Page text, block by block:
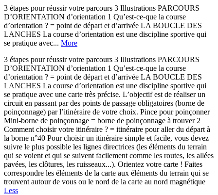
3 étapes pour réussir votre parcours 3 Illustrations PARCOURS
D’ORIENTATION d’orientation 1 Qu’est-ce-que la course
d’orientation ? = point de départ et d’arrivée LA BOUCLE DES
LANCHES La course d’orientation est une discipline sportive qui
se pratique avec... More
3 étapes pour réussir votre parcours 3 Illustrations PARCOURS
D’ORIENTATION d’orientation 1 Qu’est-ce-que la course
d’orientation ? = point de départ et d’arrivée LA BOUCLE DES
LANCHES La course d’orientation est une discipline sportive qui
se pratique avec une carte très précise. L’objectif est de réaliser un
circuit en passant par des points de passage obligatoires (borne de
poinçonnage) par l’itinéraire de votre choix. Pince pour poinçonner
Mini-borne de poinçonnage = borne de poinçonnage à trouver 2
Comment choisir votre itinéraire ? = itinéraire pour aller du départ à
la borne n°40 Pour choisir un itinéraire simple et facile, vous devez
suivre le plus possible les lignes directrices (les éléments du terrain
qui se voient et qui se suivent facilement comme les routes, les allées
pavées, les clôtures, les ruisseaux...). Orientez votre carte ! Faites
correspondre les éléments de la carte aux éléments du terrain qui se
trouvent autour de vous ou le nord de la carte au nord magnétique
Less